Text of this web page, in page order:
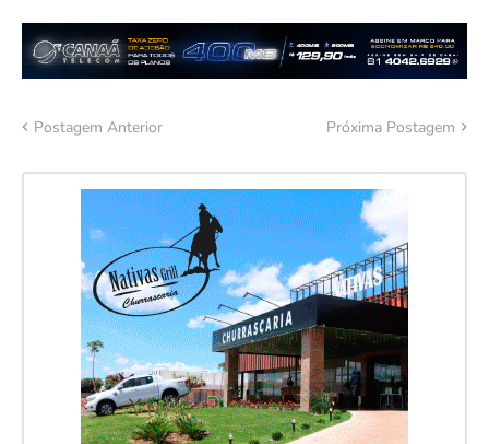
Postagem Anterior Próxima Postagem